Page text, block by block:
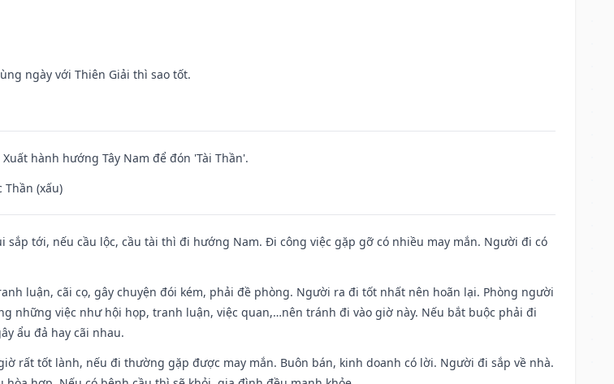
ngày với Thiên Giải thì sao tốt.
hành hướng Tây Nam để đón 'Tài Thần'.
(xấu)
sắp tới, nếu cầu lộc, cầu tài thì đi hướng Nam. Đi công việc gặp gỡ có nhiều may mắn. Người đi có
luận, cãi cọ, gây chuyện đói kém, phải đề phòng. Người ra đi tốt nhất nên hoãn lại. Phòng người
những việc như hội họp, tranh luận, việc quan,…nên tránh đi vào giờ này. Nếu bắt buộc phải đi
ẩu đả hay cãi nhau.
rất tốt lành, nếu đi thường gặp được may mắn. Buôn bán, kinh doanh có lời. Người đi sắp về nhà.